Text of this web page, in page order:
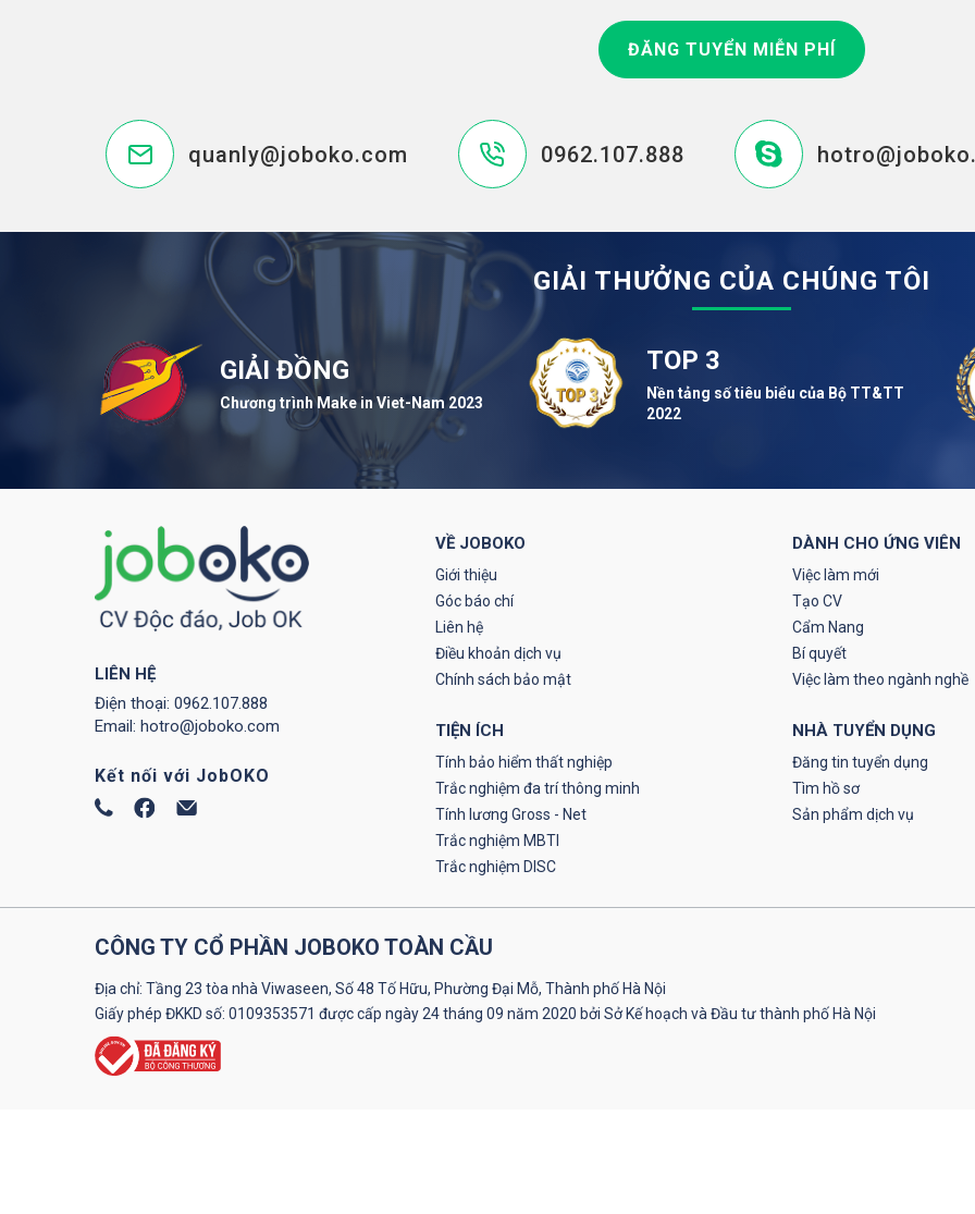
ĐĂNG TUYỂN MIỄN PHÍ
quanly@joboko.com 0962.107.888
GIẢI THƯỞNG CỦA CHÚNG TÔI
GIẢI ĐỒNG
Chương trình Make in Viet-Nam 2023
TOP 3
Nền tảng số tiêu biểu của Bộ TT&TT
2022
LIÊN HỆ
Điện thoại: 0962.107.888
Email: hotro@joboko.com
Kết nối với JobOKO
VỀ JOBOKO
Giới thiệu
Góc báo chí
Liên hệ
Điều khoản dịch vụ
Chính sách bảo mật
TIỆN ÍCH
Tính bảo hiểm thất nghiệp
Trắc nghiệm đa trí thông minh
Tính lương Gross - Net
Trắc nghiệm MBTI
Trắc nghiệm DISC
DÀNH CHO ỨNG VIÊN
Việc làm mới
Tạo CV
Cẩm Nang
Bí quyết
Việc làm theo ngành nghề
NHÀ TUYỂN DỤNG
Đăng tin tuyển dụng
Tìm hồ sơ
Sản phẩm dịch vụ
CÔNG TY CỔ PHẦN JOBOKO TOÀN CẦU
Địa chỉ: Tầng 23 tòa nhà Viwaseen, Số 48 Tố Hữu, Phường Đại Mỗ, Thành phố Hà Nội
Giấy phép ĐKKD số: 0109353571 được cấp ngày 24 tháng 09 năm 2020 bởi Sở Kế hoạch và Đầu tư thành phố Hà Nội